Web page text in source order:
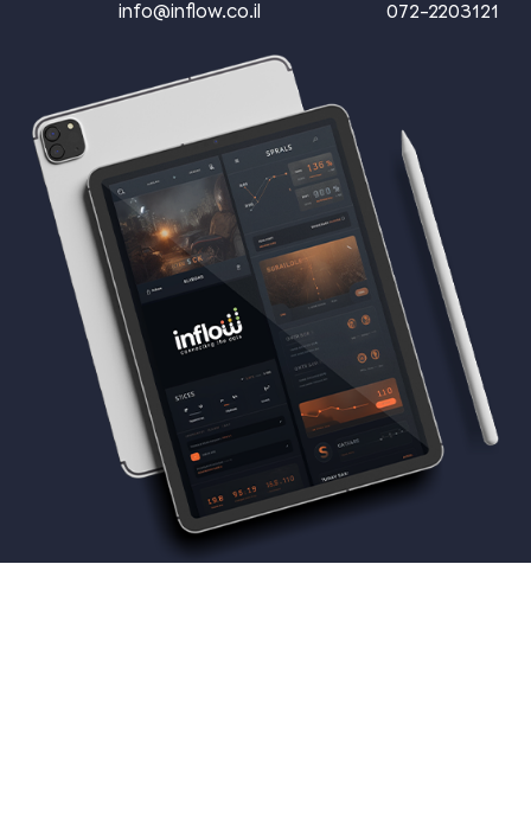
info@inflow.co.il
072-2203121